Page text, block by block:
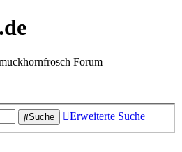
Forum
Suche Erweiterte Suche